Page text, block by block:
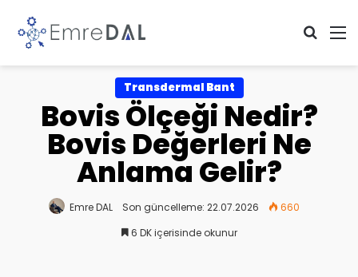
Transdermal Bant
Bovis Ölçeği Nedir?
Bovis Değerleri Ne
Anlama Gelir?
Emre DAL Son güncelleme: 22.07.2026
660
6 DK içerisinde okunur